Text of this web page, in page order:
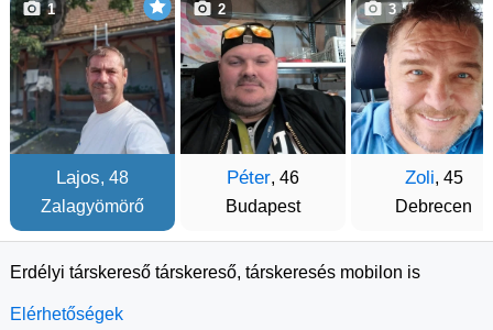
Lajos, 48
Zalagyömörő
1
Péter, 46
Budapest
2
Zoli, 45
Debrecen
3
Erdélyi társkereső társkereső, társkeresés mobilon is
Elérhetőségek